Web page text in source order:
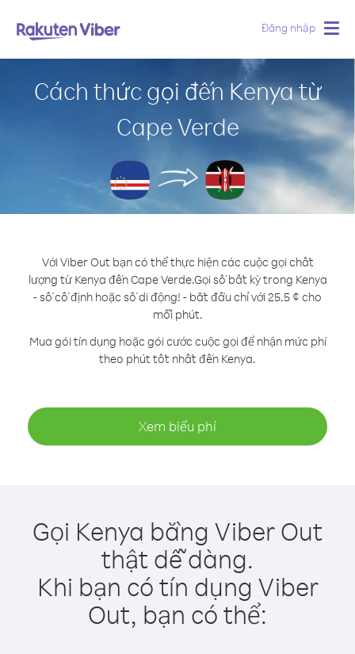
Đăng nhập
Cách thức gọi đến Kenya từ
Cape Verde
Với Viber Out bạn có thể thực hiện các cuộc gọi chất
lượng từ Kenya đến Cape Verde.Gọi số bất kỳ trong Kenya
- số cố định hoặc số di động! - bắt đầu chỉ với 25.5 ¢ cho
mỗi phút.
Mua gói tín dụng hoặc gói cước cuộc gọi để nhận mức phí
theo phút tốt nhất đến Kenya.
Xem biểu phí
Gọi Kenya bằng Viber Out
thật dễ dàng.
Khi bạn có tín dụng Viber
Out, bạn có thể: